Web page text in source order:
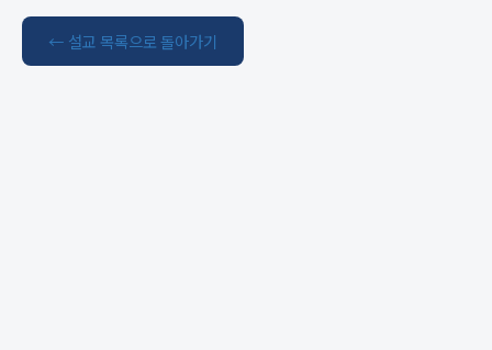
← 설교 목록으로 돌아가기